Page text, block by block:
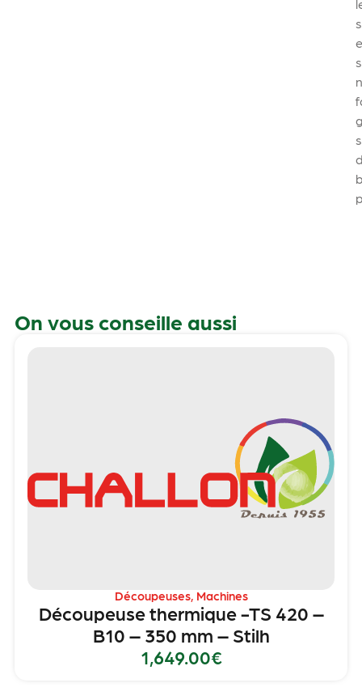
On vous conseille aussi
Découpeuses, Machines
Découpeuse thermique -TS 420 –
B10 – 350 mm – Stilh
1,649.00€